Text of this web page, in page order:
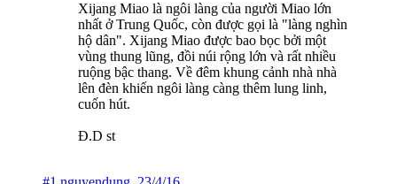
Xijang Miao là ngôi làng của người Miao lớn
nhất ở Trung Quốc, còn được gọi là "làng nghìn
hộ dân". Xijang Miao được bao bọc bởi một
vùng thung lũng, đồi núi rộng lớn và rất nhiều
ruộng bậc thang. Về đêm khung cảnh nhà nhà
lên đèn khiến ngôi làng càng thêm lung linh,
cuốn hút.
Đ.D st